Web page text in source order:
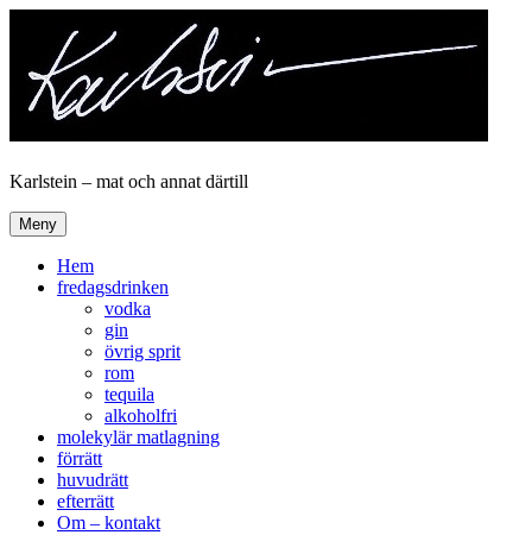
innehåll
Karlstein – mat och annat därtill
Meny
Hem
fredagsdrinken
vodka
gin
övrig sprit
rom
tequila
alkoholfri
molekylär matlagning
förrätt
huvudrätt
efterrätt
Om – kontakt